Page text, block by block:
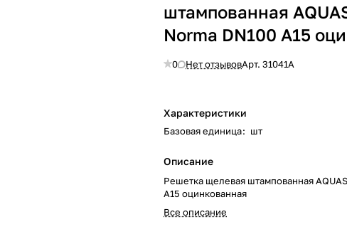
штампованная
Norma DN100 A15
0 Нет отзывовАрт.31041А
Характеристики
Базовая единица: шт
Описание
Решетка щелевая штампованная
A15 оцинкованная
Все описание